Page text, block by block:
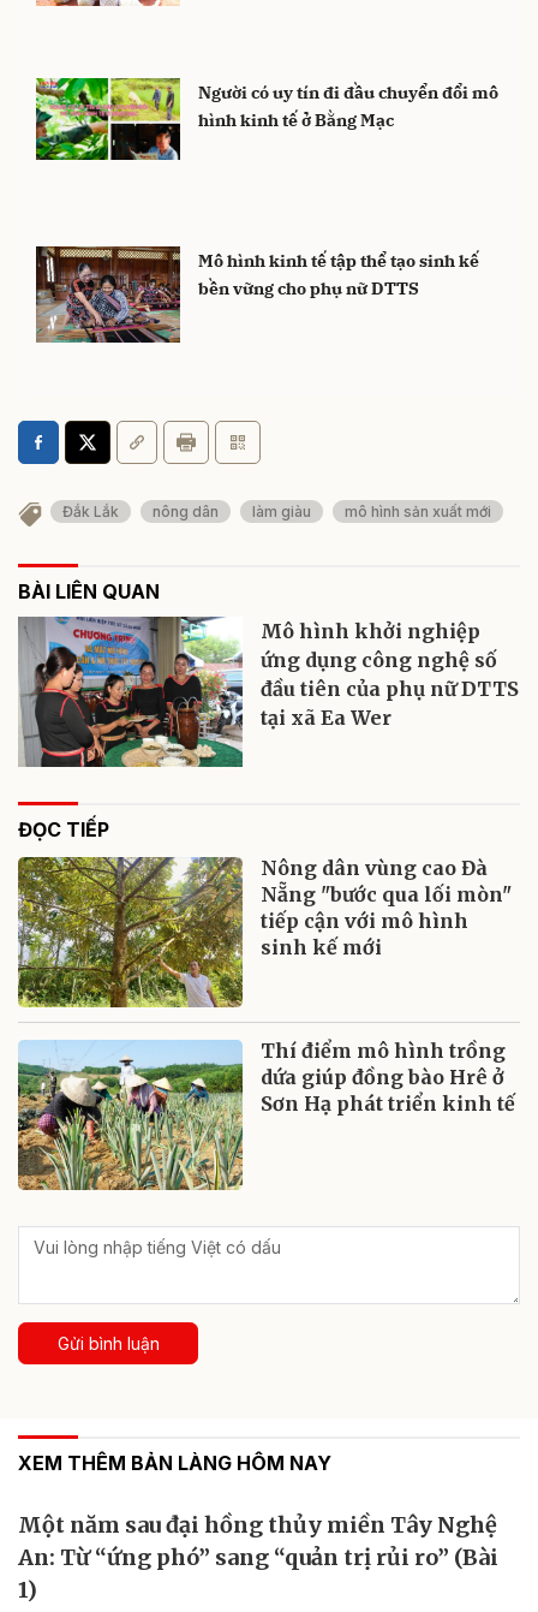
Người có uy tín đi đầu chuyển đổi mô
hình kinh tế ở Bằng Mạc
Mô hình kinh tế tập thể tạo sinh kế
bền vững cho phụ nữ DTTS
Đắk Lắk nông dân làm giàu mô hình sản xuất mới
BÀI LIÊN QUAN
Mô hình khởi nghiệp
ứng dụng công nghệ số
đầu tiên của phụ nữ DTTS
tại xã Ea Wer
ĐỌC TIẾP
Nông dân vùng cao Đà
Nẵng "bước qua lối mòn"
tiếp cận với mô hình
sinh kế mới
Thí điểm mô hình trồng
dứa giúp đồng bào Hrê ở
Sơn Hạ phát triển kinh tế
Gửi bình luận
XEM THÊM BẢN LÀNG HÔM NAY
Một năm sau đại hồng thủy miền Tây Nghệ
An: Từ “ứng phó” sang “quản trị rủi ro” (Bài
1)